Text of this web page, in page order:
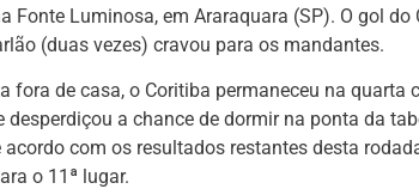
Fonte Luminosa, em Araraquara (SP). O gol
(duas vezes) cravou para os mandantes.
fora de casa, o Coritiba permaneceu na quarta
a chance de dormir na ponta da
com os resultados restantes desta
o 11ª lugar.